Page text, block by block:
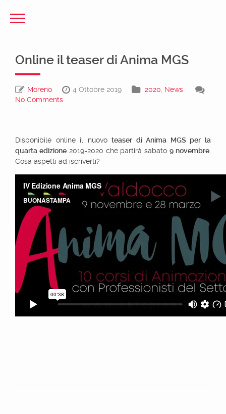
Online il teaser di Anima MGS
Moreno 4 Ottobre 2019 2020 News
No Comments
Disponibile online il nuovoteaser di Anima MGS per la
quarta edizione2019-2020 che partirà sabato9 novembre.
Cosa aspetti ad iscriverti?